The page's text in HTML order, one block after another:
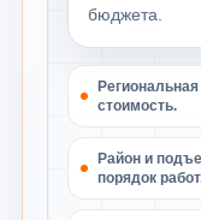
бюджета.
Региональная
стоимость.
Район и
порядок